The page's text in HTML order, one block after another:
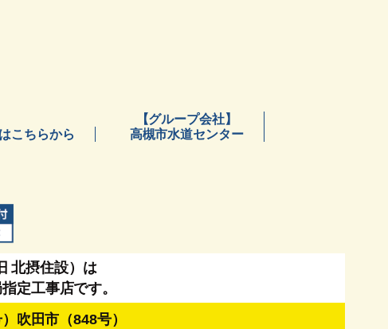
こちらから
【グループ会社】
高槻市水道センター
北摂住設）は
定工事店です。
吹田市（848号）